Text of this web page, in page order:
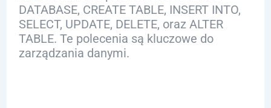
DATABASE, CREATE TABLE, INSERT INTO,
SELECT, UPDATE, DELETE, oraz ALTER
TABLE. Te polecenia są kluczowe do
zarządzania danymi.